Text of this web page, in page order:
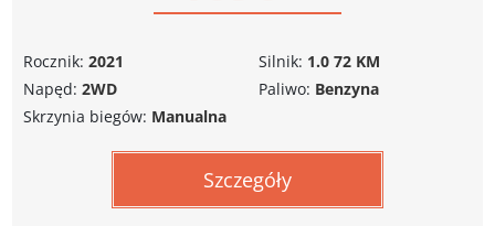
Rocznik: 2021
Napęd: 2WD
Silnik: 1.0 72 KM
Paliwo: Benzyna
Skrzynia biegów: Manualna
Szczegóły